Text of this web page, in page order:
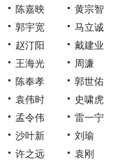
陈嘉映
黄宗智
郭宇宽
马立诚
赵汀阳
戴建业
王海光
周濂
陈奉孝
郭世佑
袁伟时
史啸虎
孟令伟
雷一宁
沙叶新
刘瑜
许之远 袁刚